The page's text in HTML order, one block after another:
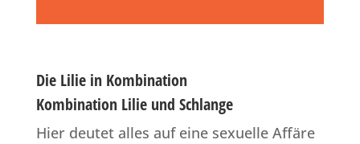
Die Lilie in Kombination
Kombination Lilie und Schlange
Hier deutet alles auf eine sexuelle Affäre